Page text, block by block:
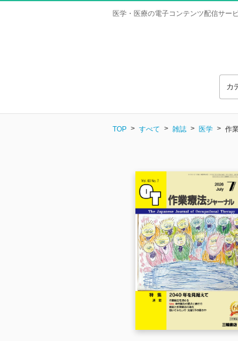
医学・医療の電子コンテンツ配信サー
カ
TOP すべて 雑誌 医学 作